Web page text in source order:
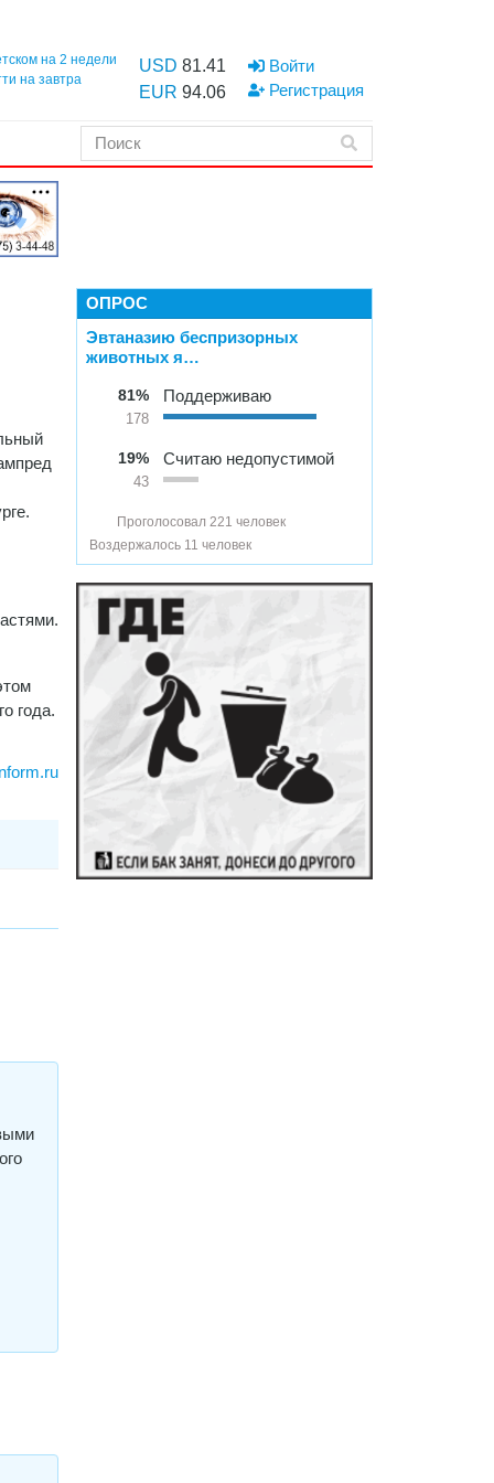
на 2 недели
на завтра
USD 81.41
EUR 94.06
Войти
Регистрация
года.
ОПРОС
Эвтаназию беспризорных
животных я…
81%
178
Поддерживаю
19%
43
Считаю недопустимой
Проголосовал 221 человек
Воздержалось 11 человек